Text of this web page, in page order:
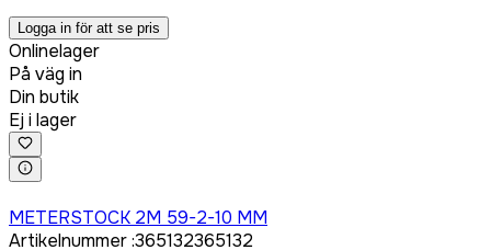
Logga in för att se pris
Onlinelager
På väg in
Din butik
Ej i lager
METERSTOCK 2M 59-2-10 MM
Artikelnummer:365132365132